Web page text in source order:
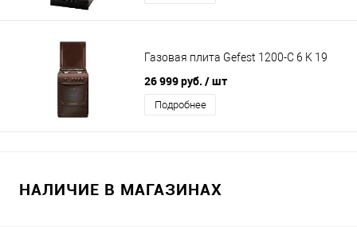
Газовая плита Gefest 1200-С 6 K 19
26 999 руб. / шт
Подробнее
НАЛИЧИЕ В МАГАЗИНАХ